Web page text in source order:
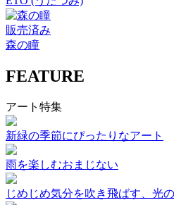
販売済み
森の瞳
FEATURE
アート特集
新緑の季節にぴったりなアート
雨を楽しむおまじない
じめじめ気分を吹き飛ばす、光